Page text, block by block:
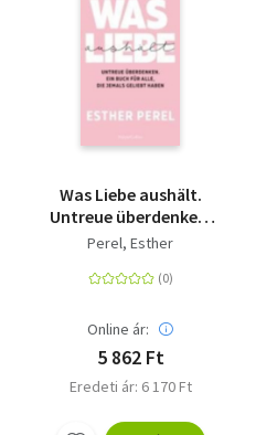
Was Liebe aushält.
Untreue überdenken.
Ein Buch für alle, die
Perel, Esther
Online ár:
5 862 Ft
Eredeti ár: 6 170 Ft